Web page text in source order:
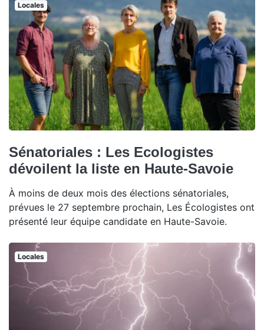
Locales
Sénatoriales : Les Ecologistes
dévoilent la liste en Haute-Savoie
À moins de deux mois des élections sénatoriales,
prévues le 27 septembre prochain, Les Écologistes ont
présenté leur équipe candidate en Haute-Savoie.
Locales